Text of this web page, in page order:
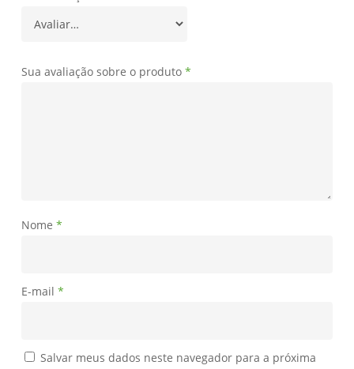
Sua avaliação sobre o produto *
Nome *
E-mail *
Salvar meus dados neste navegador para a próxima